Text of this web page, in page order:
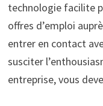
technologie facilite
offres d’emploi
entrer en contact
susciter
entreprise, vous